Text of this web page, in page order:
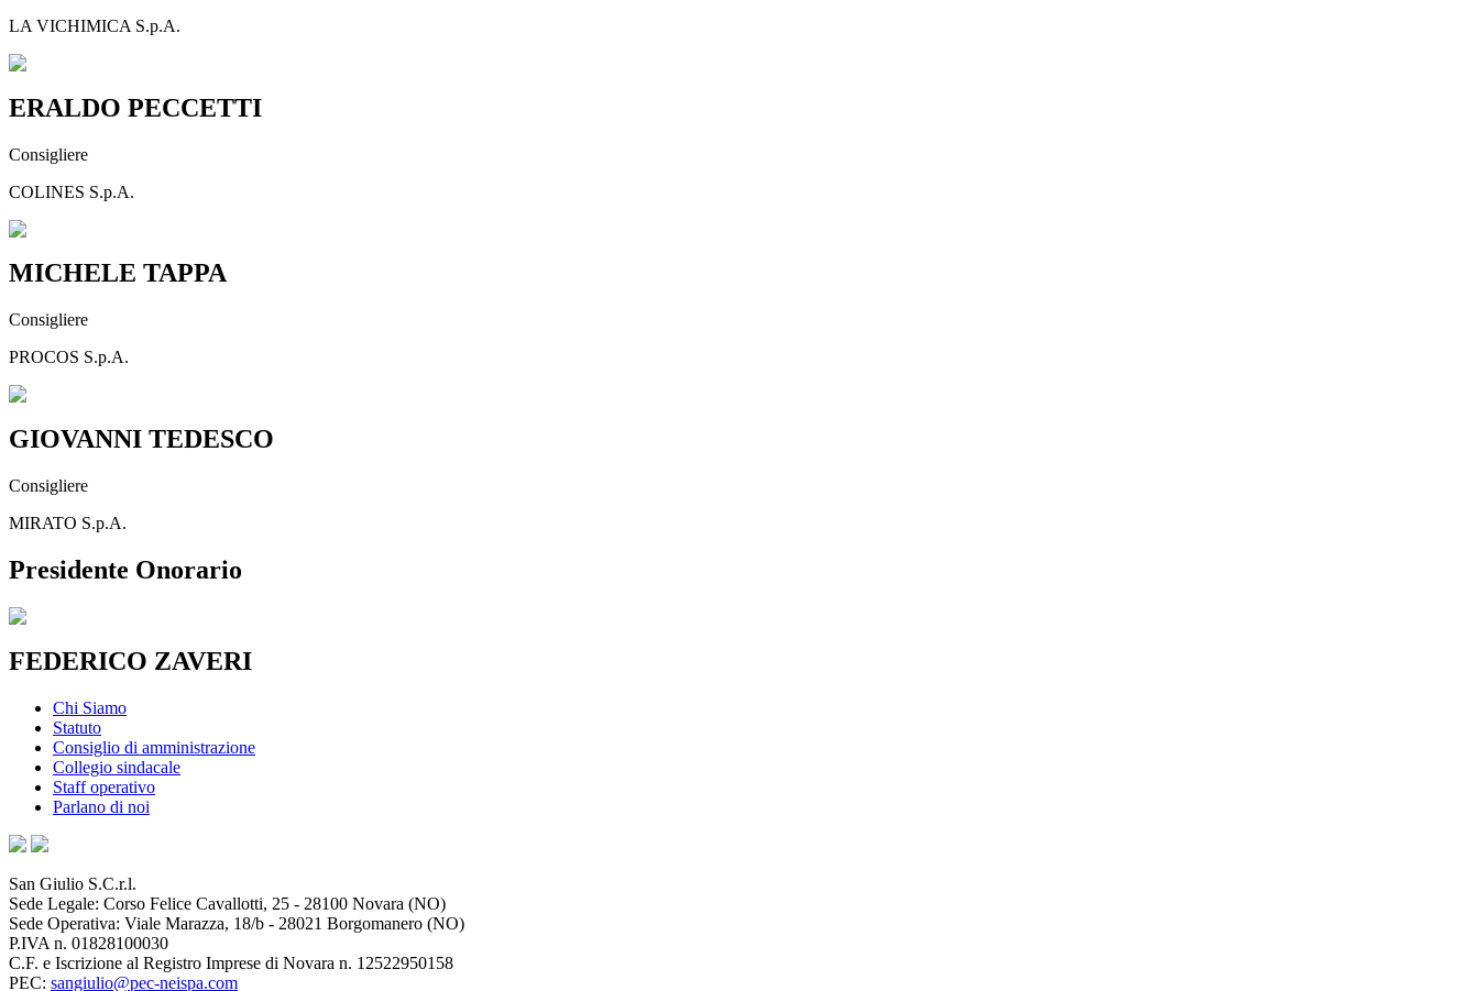
LA VICHIMICA S.p.A.
ERALDO PECCETTI
Consigliere
COLINES S.p.A.
MICHELE TAPPA
Consigliere
PROCOS S.p.A.
GIOVANNI TEDESCO
Consigliere
MIRATO S.p.A.
Presidente Onorario
FEDERICO ZAVERI
Chi Siamo
Statuto
Consiglio di amministrazione
Collegio sindacale
Staff operativo
Parlano di noi
San Giulio S.C.r.l.
Sede Legale: Corso Felice Cavallotti, 25 - 28100 Novara (NO)
Sede Operativa: Viale Marazza, 18/b - 28021 Borgomanero (NO)
P.IVA n. 01828100030
C.F. e Iscrizione al Registro Imprese di Novara n. 12522950158
PEC: sangiulio@pec-neispa.com